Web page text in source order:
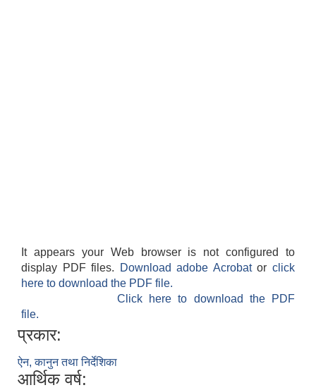
It appears your Web browser is not configured to
display PDF files.
Download adobe Acrobatorclick
here to download the PDF file.
Click here to download the PDF
file.
प्रकार:
ऐन, कानुन तथा निर्देशिका
आर्थिक वर्ष: